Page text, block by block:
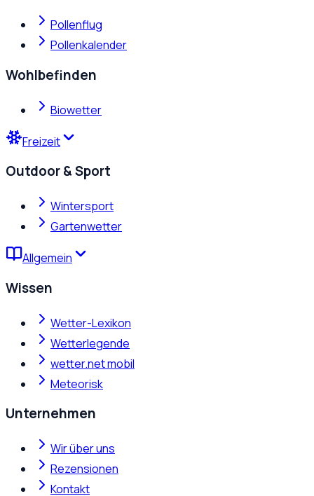
Pollenflug
Pollenkalender
Wohlbefinden
Biowetter
Freizeit
Outdoor & Sport
Wintersport
Gartenwetter
Allgemein
Wissen
Wetter-Lexikon
Wetterlegende
wetter.net mobil
Meteorisk
Unternehmen
Wir über uns
Rezensionen
Kontakt